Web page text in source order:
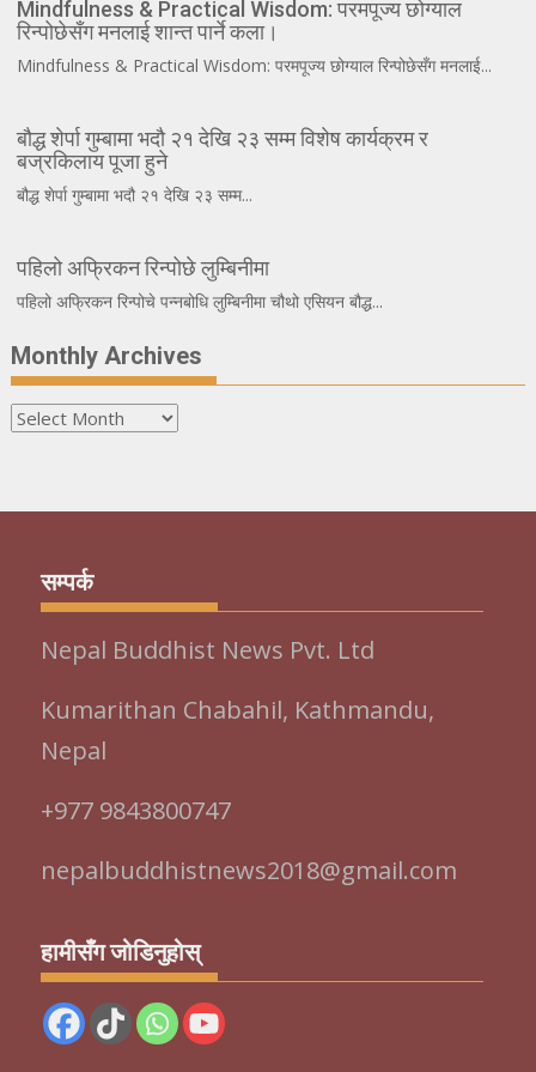
Mindfulness & Practical Wisdom: परमपूज्य छोग्याल
रिन्पोछेसँग मनलाई शान्त पार्ने कला।
Mindfulness & Practical Wisdom: परमपूज्य छोग्याल रिन्पोछेसँग मनलाई...
बौद्ध शेर्पा गुम्बामा भदौ २१ देखि २३ सम्म विशेष कार्यक्रम र
बज्रकिलाय पूजा हुने
बौद्ध शेर्पा गुम्बामा भदौ २१ देखि २३ सम्म...
पहिलो अफ्रिकन रिन्पोछे लुम्बिनीमा
पहिलो अफ्रिकन रिन्पोचे पन्नबोधि लुम्बिनीमा चौथो एसियन बौद्ध...
Monthly Archives
Monthly
सम्पर्क
Nepal Buddhist News Pvt. Ltd
Kumarithan Chabahil, Kathmandu,
Nepal
+977 9843800747
nepalbuddhistnews2018@gmail.com
हामीसँग जोडिनुहोस्